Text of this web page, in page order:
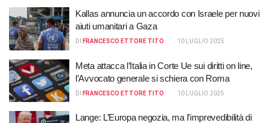
Kallas annuncia un accordo con Israele per nuovi
aiuti umanitari a Gaza
DI FRANCESCO ETTORE TITO 10 LUGLIO 2025
Meta attacca l’Italia in Corte Ue sui diritti on line,
l’Avvocato generale si schiera con Roma
DI FRANCESCO ETTORE TITO 10 LUGLIO 2025
Lange: L’Europa negozia, ma l’imprevedibilità di